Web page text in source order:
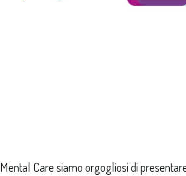
Care siamo orgogliosi di